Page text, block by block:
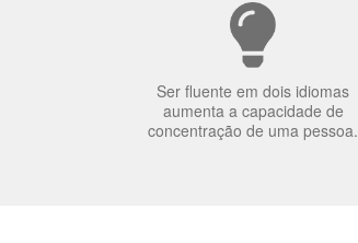
Ser fluente em dois idiomas
aumenta a capacidade de
concentração de uma pessoa.